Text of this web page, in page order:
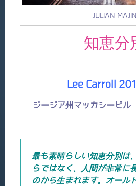
JULIAN MAJIN
知恵分
Lee Carroll
ジージア州マッカシービ
最も素晴らしい知恵分別は
らではなく、人間が非常に
のから生まれます。オール